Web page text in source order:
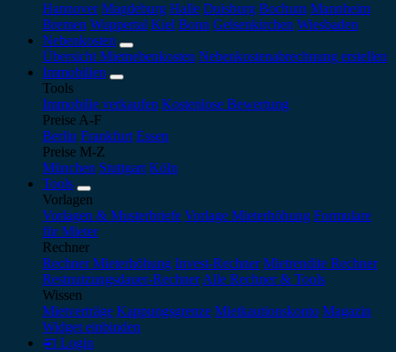
Hannover Magdeburg Halle Duisburg Bochum Mannheim
Bremen Wuppertal Kiel Bonn Gelsenkirchen Wiesbaden
Nebenkosten
Übersicht Mietnebenkosten Nebenkostenabrechnung erstellen
Immobilien
Tools
Immobilie verkaufen Kostenlose Bewertung
Preise A-F
Berlin Frankfurt Essen
Preise M-Z
München Stuttgart Köln
Tools
Vorlagen
Vorlagen & Musterbriefe Vorlage Mieterhöhung Formulare
für Mieter
Rechner
Rechner Mieterhöhung Invest-Rechner Mietrendite Rechner
Restnutzungsdauer-Rechner Alle Rechner & Tools
Wissen
Mietverträge Kappungsgrenze Mietkautionskonto Magazin
Widget einbinden
Login